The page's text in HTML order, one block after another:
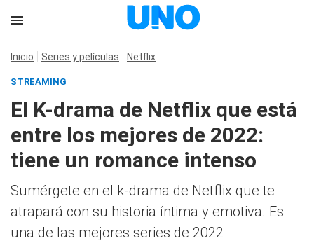
Inicio Series y películas Netflix
STREAMING
El K-drama de Netflix que está
entre los mejores de 2022:
tiene un romance intenso
Sumérgete en el k-drama de Netflix que te
atrapará con su historia íntima y emotiva. Es
una de las mejores series de 2022